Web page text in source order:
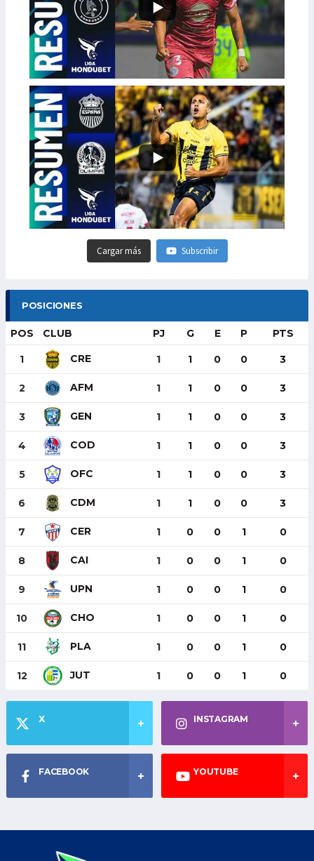
Cargar más Subscribir
POSICIONES
POS CLUB PJ G E P PTS
1 CRE 1 1 0 0 3
2 AFM 1 1 0 0 3
3 GEN 1 1 0 0 3
4 COD 1 1 0 0 3
5 OFC 1 1 0 0 3
6 CDM 1 1 0 0 3
7 CER 1 0 0 1 0
8 CAI 1 0 0 1 0
9 UPN 1 0 0 1 0
10 CHO 1 0 0 1 0
11 PLA 1 0 0 1 0
12 JUT 1 0 0 1 0
X INSTAGRAM
FACEBOOK YOUTUBE